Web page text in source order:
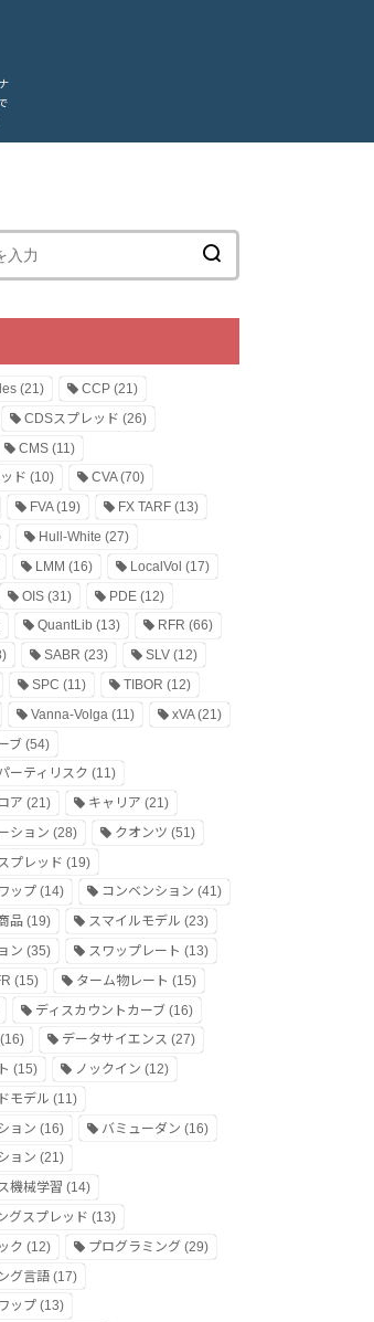
(21) CCP(21)
CDSスプレッド (26)
CMS(11)
ド (10) CVA(70)
FVA(19) FX TARF(13)
Hull-White (27)
LMM (16) LocalVol (17)
OIS(31) PDE(12)
QuantLib (13) RFR (66)
SABR (23) SLV(12)
SPC (11) TIBOR (12)
Vanna-Volga (11) xVA(21)
ブ (54)
ーティリスク (11)
ア (21) キャリア (21)
ション (28) クオンツ (51)
プレッド (19)
ップ (14) コンベンション (41)
品 (19) スマイルモデル (23)
ン (35) スワップレート (13)
(15) ターム物レート (15)
ディスカウントカーブ(16)
(16) データサイエンス (27)
(15) ノックイン (12)
モデル (11)
ョン (16) バミューダン (16)
ョン (21)
機械学習 (14)
グスプレッド (13)
ク (12) プログラミング(29)
グ言語 (17)
ップ (13)